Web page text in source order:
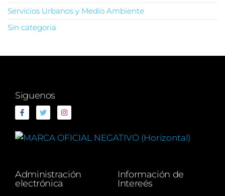
Servicios Urbanos y Medio Ambiente
Sin categoria
Siguenos
Administración
electrónica
Información de
Intereés